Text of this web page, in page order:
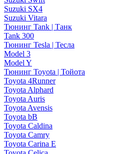
Suzuki SX4
Suzuki Vitara
Тюнинг Tank | Танк
Tank 300
Тюнинг Tesla | Тесла
Model 3
Model Y
Тюнинг Toyota | Тойота
Toyota 4Runner
Toyota Alphard
Toyota Auris
Toyota Avensis
Toyota bB
Toyota Caldina
Toyota Camry
Toyota Carina E